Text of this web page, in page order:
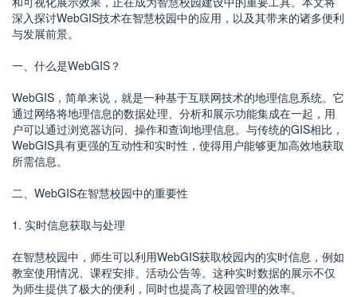
深入探讨WebGIS技术在智慧校园中的应用，以及其带来的诸多便利
与发展前景。
一、什么是WebGIS？
WebGIS，简单来说，就是一种基于互联网技术的地理信息系统。它
通过网络将地理信息的数据处理、分析和展示功能集成在一起，用
户可以通过浏览器访问、操作和查询地理信息。与传统的GIS相比，
WebGIS具有更强的互动性和实时性，使得用户能够更加高效地获取
所需信息。
二、WebGIS在智慧校园中的重要性
1. 实时信息获取与处理
在智慧校园中，师生可以利用WebGIS获取校园内的实时信息，例如
教室使用情况、课程安排、活动公告等。这种实时数据的展示不仅
为师生提供了极大的便利，同时也提高了校园管理的效率。